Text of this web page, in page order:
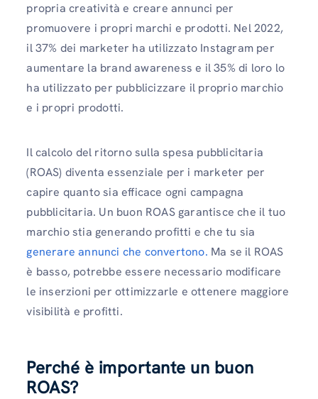
propria creatività e creare annunci per
promuovere i propri marchi e prodotti. Nel 2022,
il 37% dei marketer ha utilizzato Instagram per
aumentare la brand awareness e il 35% di loro lo
ha utilizzato per pubblicizzare il proprio marchio
e i propri prodotti.
Il calcolo del ritorno sulla spesa pubblicitaria
(ROAS) diventa essenziale per i marketer per
capire quanto sia efficace ogni campagna
pubblicitaria. Un buon ROAS garantisce che il tuo
marchio stia generando profitti e che tu sia
generare annunci che convertono. Ma se il ROAS
è basso, potrebbe essere necessario modificare
le inserzioni per ottimizzarle e ottenere maggiore
visibilità e profitti.
Perché è importante un buon
ROAS?